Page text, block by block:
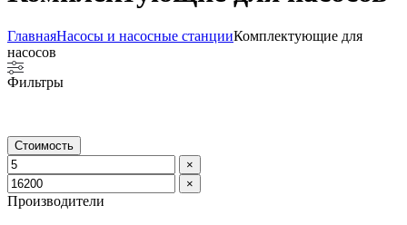
ГлавнаяНасосы и насосные станцииКомплектующие для
насосов
Фильтры
Стоимость
×
×
Производители